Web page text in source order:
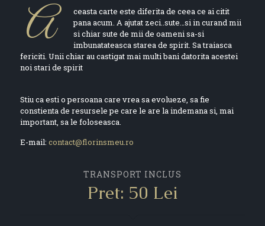
A
ceasta carte este diferita de ceea ce ai citit
pana acum. A ajutat zeci..sute…si in curand mii
si chiar sute de mii de oameni sa-si
imbunatateasca starea de spirit. Sa traiasca
fericiti. Unii chiar au castigat mai multi bani datorita acestei
noi stari de spirit
Stiu ca esti o persoana care vrea sa evolueze, sa fie
constienta de resursele pe care le are la indemana si, mai
important, sa le foloseasca.
E-mail: contact@florinsmeu.ro
TRANSPORT INCLUS
Pret: 50 Lei